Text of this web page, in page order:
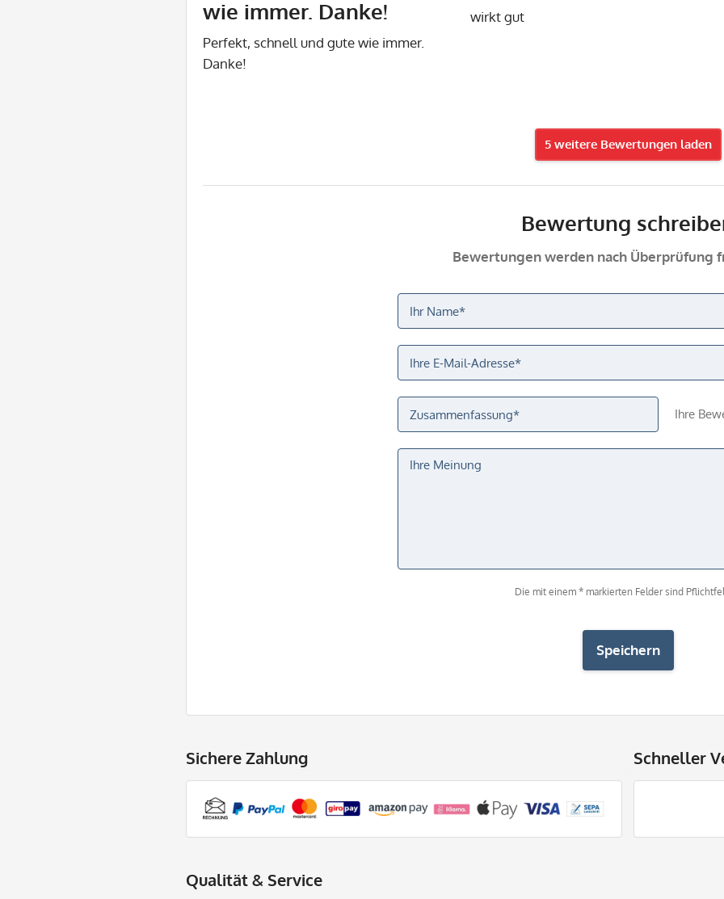
wie immer. Danke!
Perfekt, schnell und gute wie immer.
Danke!
wirkt gut
5 weitere Bewertungen laden
Bewertung
Bewertungen werden nach Überprüfung
Ihre
Die mit einem * markierten Felder sind
Speichern
Sichere Zahlung Schneller
Qualität & Service